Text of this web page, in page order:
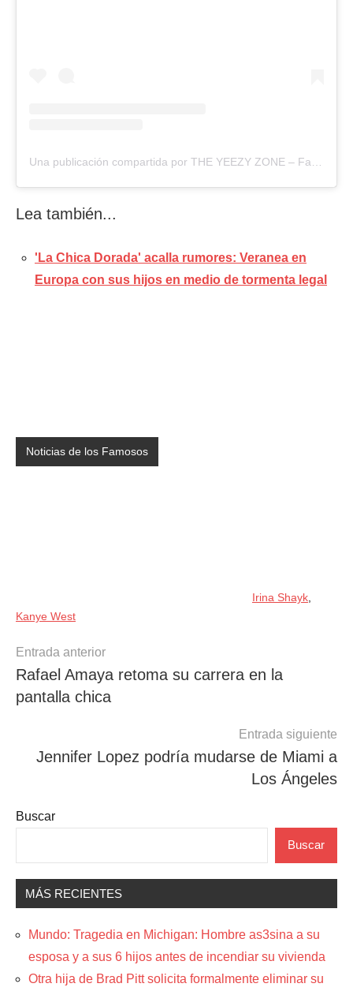
Lea también...
'La Chica Dorada' acalla rumores: Veranea en
Europa con sus hijos en medio de tormenta legal
Noticias de los Famosos
Irina Shayk
Kanye West
Navegación
de
entradas
Entrada anterior
Rafael Amaya retoma su carrera en la
pantalla chica
Entrada siguiente
Jennifer Lopez podría mudarse de Miami a
Los Ángeles
Buscar
Buscar
MÁS RECIENTES
Mundo: Tragedia en Michigan: Hombre as3sina a su
esposa y a sus 6 hijos antes de incendiar su vivienda
Otra hija de Brad Pitt solicita formalmente eliminar su